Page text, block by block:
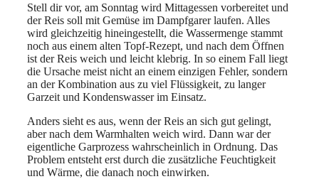
Stell dir vor, am Sonntag wird Mittagessen vorbereitet und
der Reis soll mit Gemüse im Dampfgarer laufen. Alles
wird gleichzeitig hineingestellt, die Wassermenge stammt
noch aus einem alten Topf-Rezept, und nach dem Öffnen
ist der Reis weich und leicht klebrig. In so einem Fall liegt
die Ursache meist nicht an einem einzigen Fehler, sondern
an der Kombination aus zu viel Flüssigkeit, zu langer
Garzeit und Kondenswasser im Einsatz.
Anders sieht es aus, wenn der Reis an sich gut gelingt,
aber nach dem Warmhalten weich wird. Dann war der
eigentliche Garprozess wahrscheinlich in Ordnung. Das
Problem entsteht erst durch die zusätzliche Feuchtigkeit
und Wärme, die danach noch einwirken.